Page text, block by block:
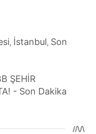
, İstanbul, Son
ŞEHİR
- Son Dakika